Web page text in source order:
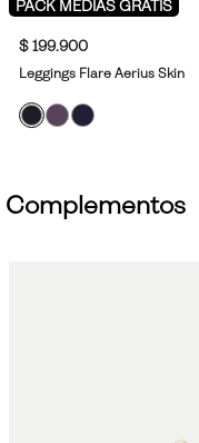
PACK MEDIAS GRATIS
$ 199.900
Leggings Flare Aerius Skin
Complementos